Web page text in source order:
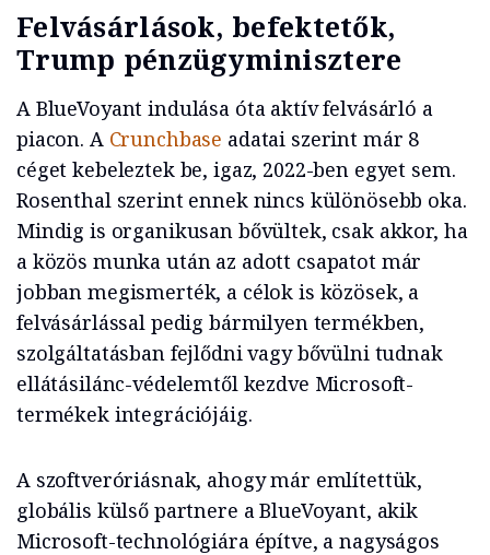
Felvásárlások, befektetők,
Trump pénzügyminisztere
A BlueVoyant indulása óta aktív felvásárló a
piacon. A Crunchbase adatai szerint már 8
céget kebeleztek be, igaz, 2022-ben egyet sem.
Rosenthal szerint ennek nincs különösebb oka.
Mindig is organikusan bővültek, csak akkor, ha
a közös munka után az adott csapatot már
jobban megismerték, a célok is közösek, a
felvásárlással pedig bármilyen termékben,
szolgáltatásban fejlődni vagy bővülni tudnak
ellátásilánc-védelemtől kezdve Microsoft-
termékek integrációjáig.
A szoftveróriásnak, ahogy már említettük,
globális külső partnere a BlueVoyant, akik
Microsoft-technológiára építve, a nagyságos